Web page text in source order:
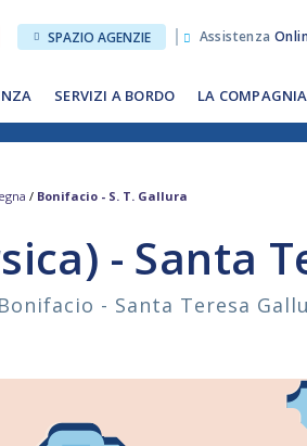
SERVIZI A BORDO LA COMPAGNIA
SPAZIO AGENZIE Assistenza
/ Bonifacio - S. T. Gallura
- Santa
- Santa Teresa